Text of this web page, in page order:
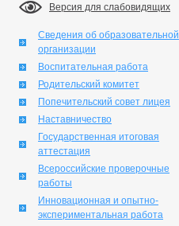
Версия для слабовидящих
Сведения об образовательной
организации
Воспитательная работа
Родительский комитет
Попечительский совет лицея
Наставничество
Государственная итоговая
аттестация
Всероссийские проверочные
работы
Инновационная и опытно-
экспериментальная работа